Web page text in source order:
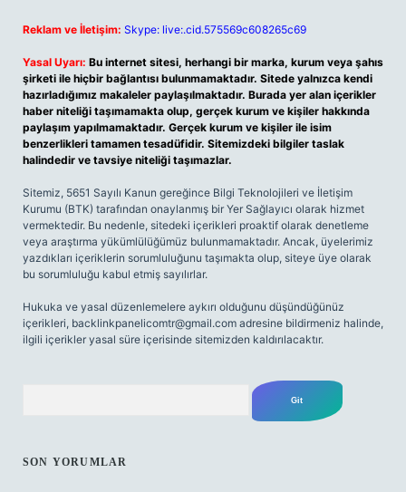
Reklam ve İletişim: Skype: live:.cid.575569c608265c69
Yasal Uyarı: Bu internet sitesi, herhangi bir marka, kurum veya şahıs
şirketi ile hiçbir bağlantısı bulunmamaktadır. Sitede yalnızca kendi
hazırladığımız makaleler paylaşılmaktadır. Burada yer alan içerikler
haber niteliği taşımamakta olup, gerçek kurum ve kişiler hakkında
paylaşım yapılmamaktadır. Gerçek kurum ve kişiler ile isim
benzerlikleri tamamen tesadüfidir. Sitemizdeki bilgiler taslak
halindedir ve tavsiye niteliği taşımazlar.
Sitemiz, 5651 Sayılı Kanun gereğince Bilgi Teknolojileri ve İletişim
Kurumu (BTK) tarafından onaylanmış bir Yer Sağlayıcı olarak hizmet
vermektedir. Bu nedenle, sitedeki içerikleri proaktif olarak denetleme
veya araştırma yükümlülüğümüz bulunmamaktadır. Ancak, üyelerimiz
yazdıkları içeriklerin sorumluluğunu taşımakta olup, siteye üye olarak
bu sorumluluğu kabul etmiş sayılırlar.
Hukuka ve yasal düzenlemelere aykırı olduğunu düşündüğünüz
içerikleri, backlinkpanelicomtr@gmail.com adresine bildirmeniz halinde,
ilgili içerikler yasal süre içerisinde sitemizden kaldırılacaktır.
SON YORUMLAR